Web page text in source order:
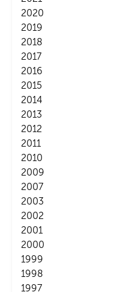
2020
2019
2018
2017
2016
2015
2014
2013
2012
2011
2010
2009
2007
2003
2002
2001
2000
1999
1998
1997